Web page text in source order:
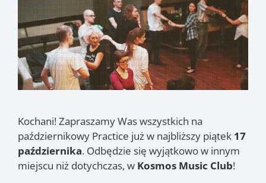
Kochani! Zapraszamy Was wszystkich na
październikowy Practice już w najbliższy piątek 17
października. Odbędzie się wyjątkowo w innym
miejscu niż dotychczas, w Kosmos Music Club!